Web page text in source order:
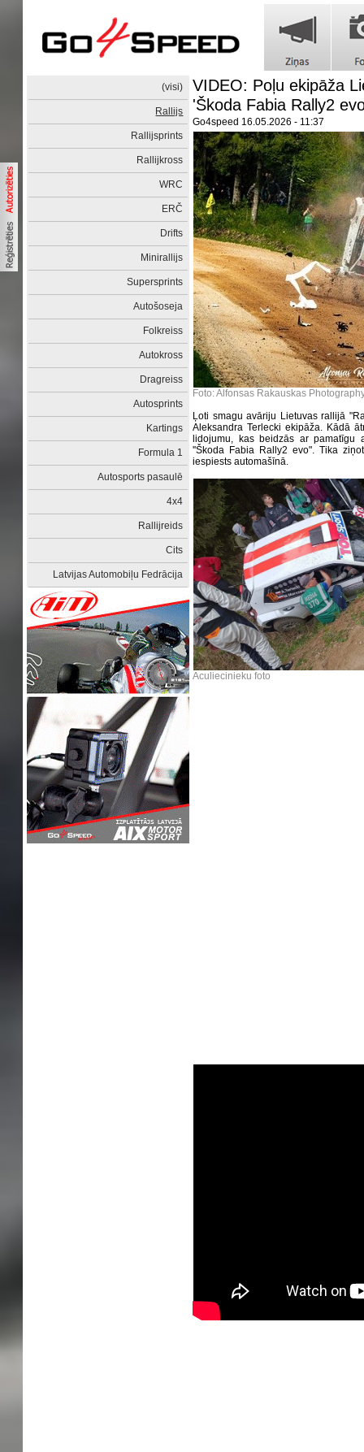
(visi)
Rallijs
Rallijsprints
Rallijkross
WRC
ERČ
Drifts
Minirallijs
Supersprints
Autošoseja
Folkreiss
Autokross
Dragreiss
Autosprints
Kartings
Formula 1
Autosports pasaulē
4x4
Rallijreids
Cits
Latvijas Automobiļu Fedrācija
VIDEO: Poļu ekipāža
'Škoda Fabia Rally2
Go4speed 16.05.2026 - 11:37
Foto: Alfonsas Rakauskas
Ļoti smagu avāriju Lietuvas rallijā
Aleksandra Terlecki ekipāža. Kādā
lidojumu, kas beidzās ar pamatīgu
''Škoda Fabia Rally2 evo". Tika
iespiests automašīnā.
Aculiecinieku foto